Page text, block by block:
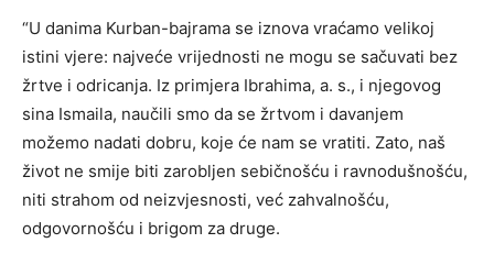
“U danima Kurban-bajrama se iznova vraćamo velikoj
istini vjere: najveće vrijednosti ne mogu se sačuvati bez
žrtve i odricanja. Iz primjera Ibrahima, a. s., i njegovog
sina Ismaila, naučili smo da se žrtvom i davanjem
možemo nadati dobru, koje će nam se vratiti. Zato, naš
život ne smije biti zarobljen sebičnošću i ravnodušnošću,
niti strahom od neizvjesnosti, već zahvalnošću,
odgovornošću i brigom za druge.